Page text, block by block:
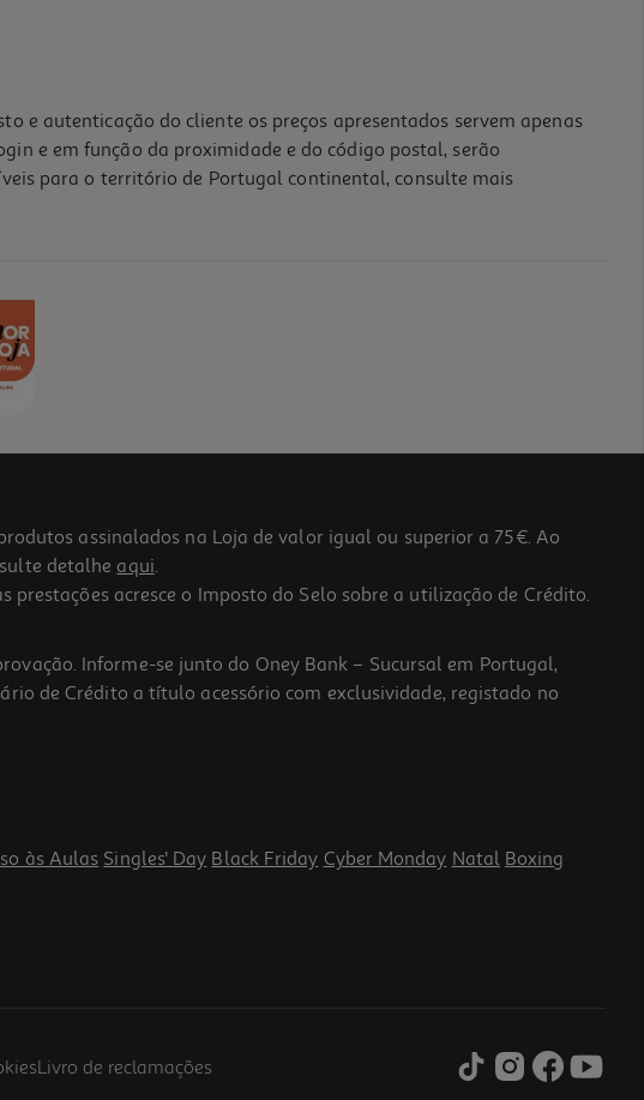
e autenticação do cliente os preços apresentados servem apenas
e em função da proximidade e do código postal, serão
para o território de Portugal continental, consulte mais
assinalados na Loja de valor igual ou superior a 75€. Ao
detalhe aqui.
acresce o Imposto do Selo sobre a utilização de Crédito.
Informe-se junto do Oney Bank – Sucursal em Portugal,
de Crédito a título acessório com exclusividade, registado no
às Aulas Singles' Day Black Friday Cyber Monday Natal Boxing
Livro de reclamações